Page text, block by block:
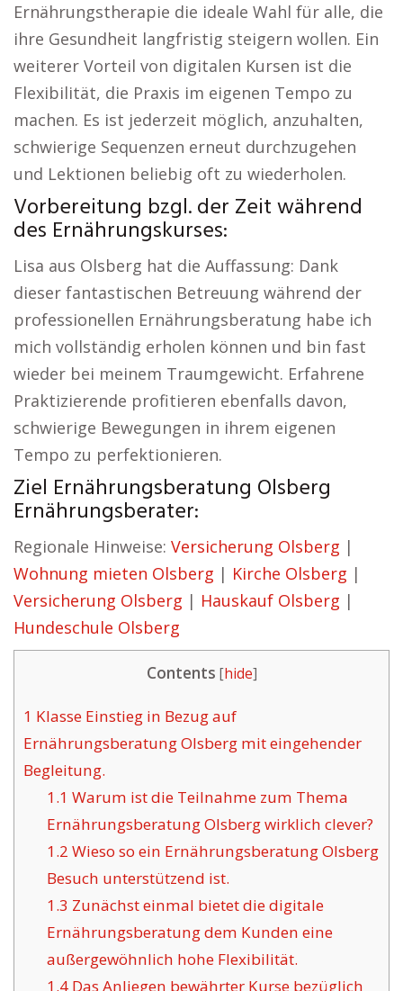
Ernährungstherapie die ideale Wahl für alle, die
ihre Gesundheit langfristig steigern wollen. Ein
weiterer Vorteil von digitalen Kursen ist die
Flexibilität, die Praxis im eigenen Tempo zu
machen. Es ist jederzeit möglich, anzuhalten,
schwierige Sequenzen erneut durchzugehen
und Lektionen beliebig oft zu wiederholen.
Vorbereitung bzgl. der Zeit während
des Ernährungskurses:
Lisa aus Olsberg hat die Auffassung: Dank
dieser fantastischen Betreuung während der
professionellen Ernährungsberatung habe ich
mich vollständig erholen können und bin fast
wieder bei meinem Traumgewicht. Erfahrene
Praktizierende profitieren ebenfalls davon,
schwierige Bewegungen in ihrem eigenen
Tempo zu perfektionieren.
Ziel Ernährungsberatung Olsberg
Ernährungsberater:
Regionale Hinweise: Versicherung Olsberg |
Wohnung mieten Olsberg | Kirche Olsberg |
Versicherung Olsberg | Hauskauf Olsberg |
Hundeschule Olsberg
Contents [hide]
1 Klasse Einstieg in Bezug auf
Ernährungsberatung Olsberg mit eingehender
Begleitung.
1.1 Warum ist die Teilnahme zum Thema
Ernährungsberatung Olsberg wirklich clever?
1.2 Wieso so ein Ernährungsberatung Olsberg
Besuch unterstützend ist.
1.3 Zunächst einmal bietet die digitale
Ernährungsberatung dem Kunden eine
außergewöhnlich hohe Flexibilität.
1.4Das Anliegen bewährter Kurse bezüglich